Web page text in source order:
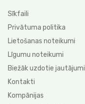
Sīkfaili
Privātuma politika
Lietošanas noteikumi
Līgumu noteikumi
Biežāk uzdotie jautājumi
Kontakti
Kompānijas